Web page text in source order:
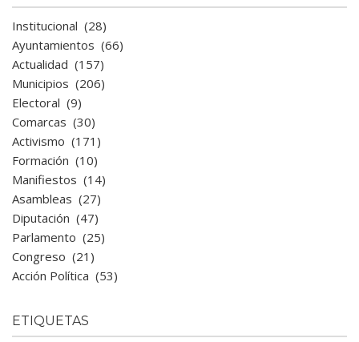
Institucional (28)
Ayuntamientos (66)
Actualidad (157)
Municipios (206)
Electoral (9)
Comarcas (30)
Activismo (171)
Formación (10)
Manifiestos (14)
Asambleas (27)
Diputación (47)
Parlamento (25)
Congreso (21)
Acción Política (53)
ETIQUETAS